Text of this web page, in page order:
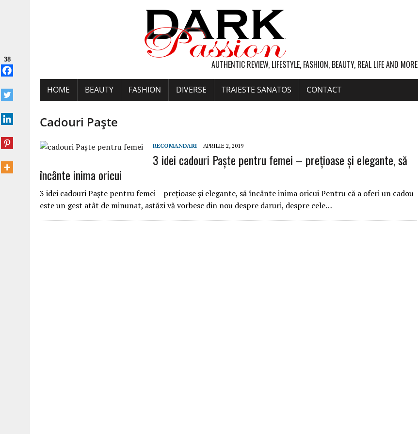
AUTHENTIC REVIEW, LIFESTYLE, FASHION, BEAUTY, REAL LIFE AND MORE
HOME BEAUTY FASHION DIVERSE TRAIESTE SANATOS CONTACT
Cadouri Paşte
RECOMANDARI APRILIE 2, 2019
3 idei cadouri Paşte pentru femei – prețioase și elegante, să
încânte inima oricui
3 idei cadouri Paşte pentru femei – prețioase și elegante, să încânte inima oricui Pentru că a oferi un cadou
este un gest atât de minunat, astăzi vă vorbesc din nou despre daruri, despre cele…
38